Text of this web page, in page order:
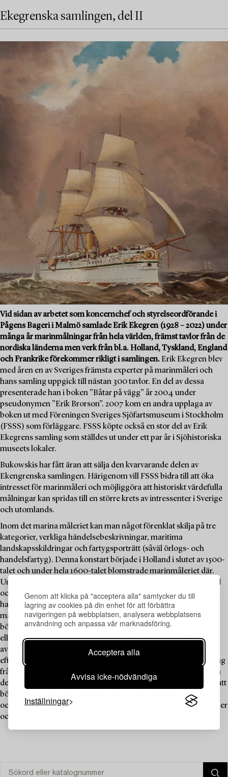
Genom att klicka på "acceptera alla" samtycker du till
lagring av cookies på din enhet för att förbättra
navigeringen på webbplatsen, analysera webbplatsens
användning och anpassa vår marknadsföring.
Acceptera alla
Avvisa icke-nödvändiga
Inställningar
Ekegrenska samlingen, del II
Vid sidan av arbetet som koncernchef och styrelseordförande i
Pågens Bageri i Malmö samlade Erik Ekegren (1928 – 2022) under
många år marinmålningar från hela världen, främst tavlor från de
nordiska länderna men verk från bl.a. Holland, Tyskland, England
och Frankrike förekommer rikligt i samlingen. Erik Ekegren blev
med åren en av Sveriges främsta experter på marinmåleri och
hans samling uppgick till nästan 300 tavlor. En del av dessa
presenterade han i boken ”Båtar på vägg” år 2004 under
pseudonymen ”Erik Brorson”. 2007 kom en andra upplaga av
boken ut med Föreningen Sveriges Sjöfartsmuseum i Stockholm
(FSSS) som förläggare. FSSS köpte också en stor del av Erik
Ekegrens samling som ställdes ut under ett par år i Sjöhistoriska
museets lokaler.
Bukowskis har fått äran att sälja den kvarvarande delen av
Ekengrenska samlingen. Härigenom vill FSSS bidra till att öka
intresset för marinmåleri och möjliggöra att historiskt värdefulla
målningar kan spridas till en större krets av intressenter i Sverige
och utomlands.
Inom det marina måleriet kan man något förenklat skilja på tre
kategorier, verkliga händelsebeskrivningar, maritima
landskapsskildringar och fartygsporträtt (såväl örlogs- och
handelsfartyg). Denna konstart började i Holland i slutet av 1500-
talet och under hela 1600-talet blomstrade marinmåleriet där.
Under 1700-hundratalet spreds marinmåleriet först till England
och därefter snabbt till andra europeiska länder med gräns mot
havet. Även i norden, främst Sverige och Danmark målades
marina tavlor redan på den tiden. Motiven för målningarna var i
början mest okända fartyg utan namn till sjöss i stormigt väder
eller stillaliggande till ankars vid kusten eller i hamn. Skildringar
av förfärliga skeppsbrott förkom ofta. Så småningom ökade
efterfrågan på beskrivningar av historiska och utkämpade sjöslag
från av många deltagande länderna. Detta ledde till de stora och
detaljrika bataljmålningarna. Efterhand kom också vanligt folk att
börja pryda sina väggar med marina landskapsbilder från kust
och hav. Sist men inte minst kom önskningar från fartygskaptener
och rederier om att får sina fartyg avporträtterade.